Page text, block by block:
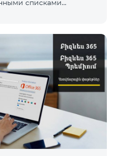
штраф.
списками
здоровья